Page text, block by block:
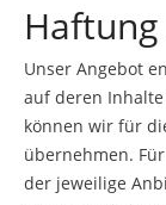
Unser Angebot
auf deren
können wir für
übernehmen.
der jeweilige